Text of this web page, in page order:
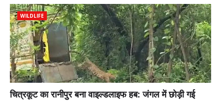
WILDLIFE
चित्रकूट का रानीपुर बना वाइल्डलाइफ हब: जंगल में छोड़ी गई